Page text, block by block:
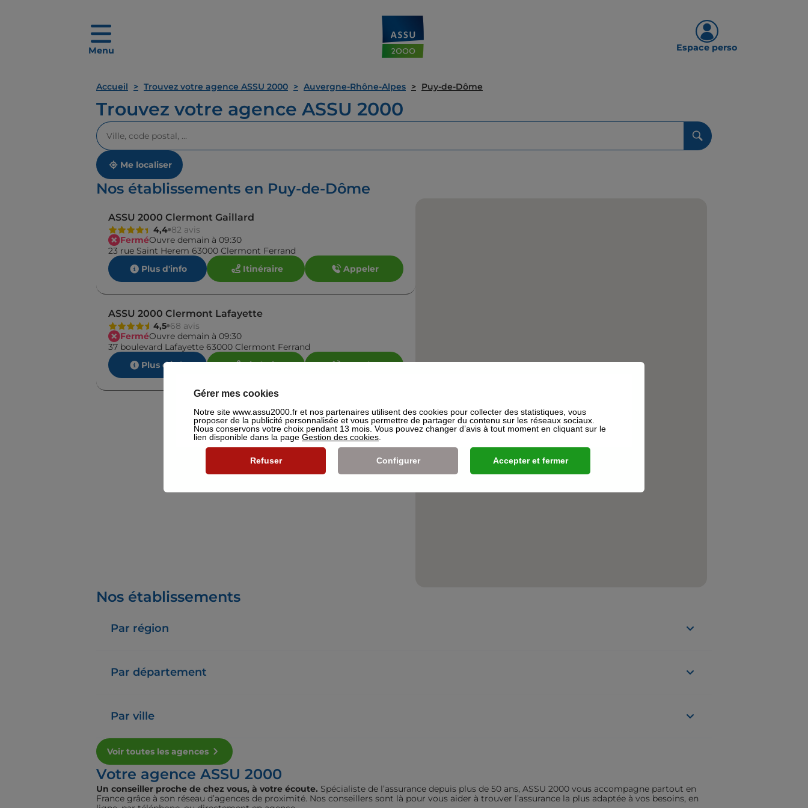
Menu Espace perso
Accueil Trouvez votre agence ASSU 2000 Auvergne-Rhône-Alpes Puy-de-Dôme
Trouvez votre agence ASSU 2000
Veuillez
renseigner
une
adresse
Me localiser
Nos établissements en Puy-de-Dôme
ASSU 2000 Clermont Gaillard
4,4 82 avis
FerméOuvre demain à 09:30
23 rue Saint Herem 63000 Clermont Ferrand
Plus d'info
Itinéraire Appeler
ASSU 2000 Clermont Lafayette
4,5 68 avis
FerméOuvre demain à 09:30
37 boulevard Lafayette 63000 Clermont Ferrand
Plus d'info
Itinéraire Appeler
Nos établissements
Par région
Par département
Par ville
Voir toutes les agences
Votre agence ASSU 2000
Un conseiller proche de chez vous, à votre écoute. Spécialiste de l’assurance depuis plus de 50 ans, ASSU 2000 vous accompagne partout en
France grâce à son réseau d’agences de proximité. Nos conseillers sont là pour vous aider à trouver l’assurance la plus adaptée à vos besoins, en
Gérer mes cookies
Notre site www.assu2000.fr et nos partenaires utilisent des cookies pour collecter des statistiques, vous
proposer de la publicité personnalisée et vous permettre de partager du contenu sur les réseaux sociaux.
Nous conservons votre choix pendant 13 mois. Vous pouvez changer d’avis à tout moment en cliquant sur le
lien disponible dans la page Gestion des cookies
Refuser Configurer Accepter et fermer